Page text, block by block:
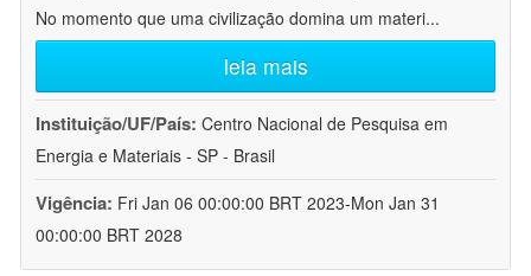
No momento que uma civilização domina um materi...
leia mais
Instituição/UF/País: Centro Nacional de Pesquisa em
Energia e Materiais - SP - Brasil
Vigência: Fri Jan 06 00:00:00 BRT 2023-Mon Jan 31
00:00:00 BRT 2028